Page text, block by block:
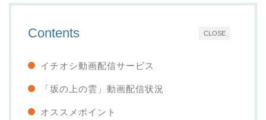
CLOSE
Contents
イチオシ動画配信サービス
「坂の上の雲」動画配信状況
オススメポイント